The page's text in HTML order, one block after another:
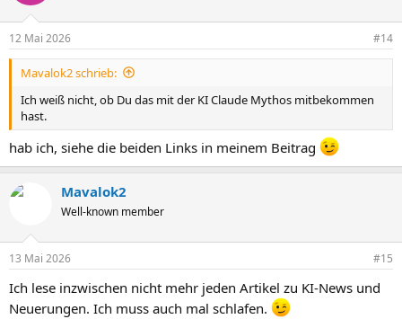
12 Mai 2026 #14
Mavalok2 schrieb:
Ich weiß nicht, ob Du das mit der KI Claude Mythos mitbekommen
hast.
hab ich, siehe die beiden Links in meinem Beitrag
Mavalok2
Well-known member
13 Mai 2026 #15
Ich lese inzwischen nicht mehr jeden Artikel zu KI-News und
Neuerungen. Ich muss auch mal schlafen.